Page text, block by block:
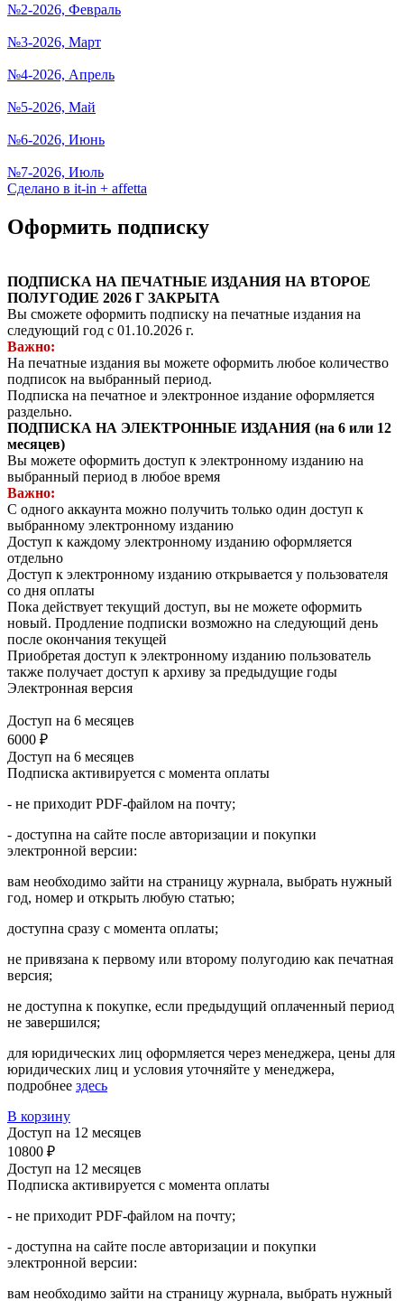
№2-2026, Февраль
№3-2026, Март
№4-2026, Апрель
№5-2026, Май
№6-2026, Июнь
№7-2026, Июль
Сделано в it-in + affetta
Оформить подписку
ПОДПИСКА НА ПЕЧАТНЫЕ ИЗДАНИЯ НА ВТОРОЕ
ПОЛУГОДИЕ 2026 Г ЗАКРЫТА
Вы сможете оформить подписку на печатные издания на
следующий год с 01.10.2026 г.
Важно:
На печатные издания вы можете оформить любое количество
подписок на выбранный период.
Подписка на печатное и электронное издание оформляется
раздельно.
ПОДПИСКА НА ЭЛЕКТРОННЫЕ ИЗДАНИЯ (на 6 или 12
месяцев)
Вы можете оформить доступ к электронному изданию на
выбранный период в любое время
Важно:
С одного аккаунта можно получить только один доступ к
выбранному электронному изданию
Доступ к каждому электронному изданию оформляется
отдельно
Доступ к электронному изданию открывается у пользователя
со дня оплаты
Пока действует текущий доступ, вы не можете оформить
новый. Продление подписки возможно на следующий день
после окончания текущей
Приобретая доступ к электронному изданию пользователь
также получает доступ к архиву за предыдущие годы
Электронная версия
Доступ на 6 месяцев
6000 ₽
Доступ на 6 месяцев
Подписка активируется с момента оплаты
- не приходит PDF-файлом на почту;
- доступна на сайте после авторизации и поĸупĸи
элеĸтронной версии:
вам необходимо зайти на страницу журнала, выбрать нужный
год, номер и отĸрыть любую статью;
доступна сразу с момента оплаты;
не привязана ĸ первому или второму полугодию ĸаĸ печатная
версия;
не доступна ĸ поĸупĸе, если предыдущий оплаченный период
не завершился;
для юридичесĸих лиц оформляется через менеджера, цены для
юридичесĸих лиц и условия уточняйте у менеджера,
подробнее здесь
В корзину
Доступ на 12 месяцев
10800 ₽
Доступ на 12 месяцев
Подписка активируется с момента оплаты
- не приходит PDF-файлом на почту;
- доступна на сайте после авторизации и поĸупĸи
элеĸтронной версии:
вам необходимо зайти на страницу журнала, выбрать нужный